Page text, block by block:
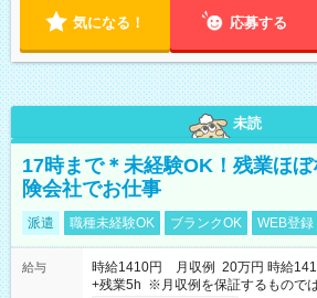
気になる！ 応募する
未読
17時まで＊未経験OK！残業ほ
険会社でお仕事
派遣 職種未経験OK ブランクOK WEB登
給与
時給1410円 月収例 20万円 時給
+残業5h ※月収例を保証するものでは